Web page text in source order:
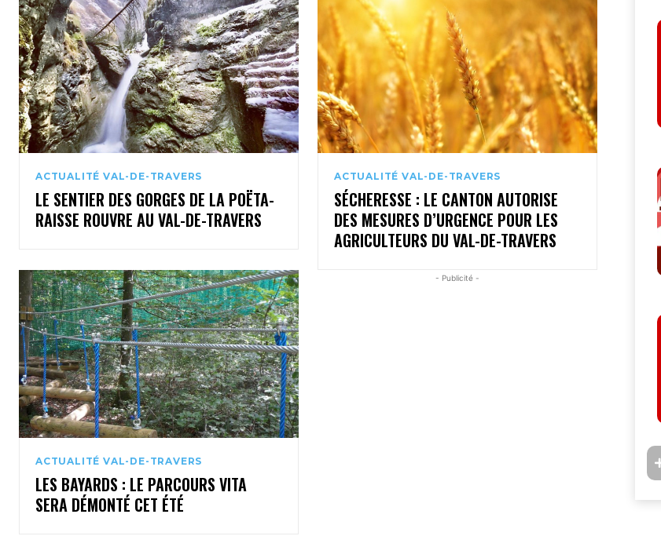
ACTUALITÉ VAL-DE-TRAVERS
LE SENTIER DES GORGES DE LA POËTA-
RAISSE ROUVRE AU VAL-DE-TRAVERS
ACTUALITÉ VAL-DE-TRAVERS
SÉCHERESSE : LE CANTON AUTORISE
DES MESURES D’URGENCE POUR LES
AGRICULTEURS DU VAL-DE-TRAVERS
ACTUALITÉ VAL-DE-TRAVERS
LES BAYARDS : LE PARCOURS VITA
SERA DÉMONTÉ CET ÉTÉ
- Publicité -